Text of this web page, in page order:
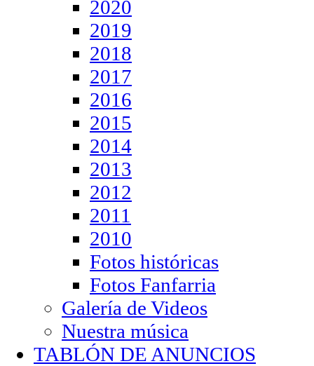
2020
2019
2018
2017
2016
2015
2014
2013
2012
2011
2010
Fotos históricas
Fotos Fanfarria
Galería de Videos
Nuestra música
TABLÓN DE ANUNCIOS